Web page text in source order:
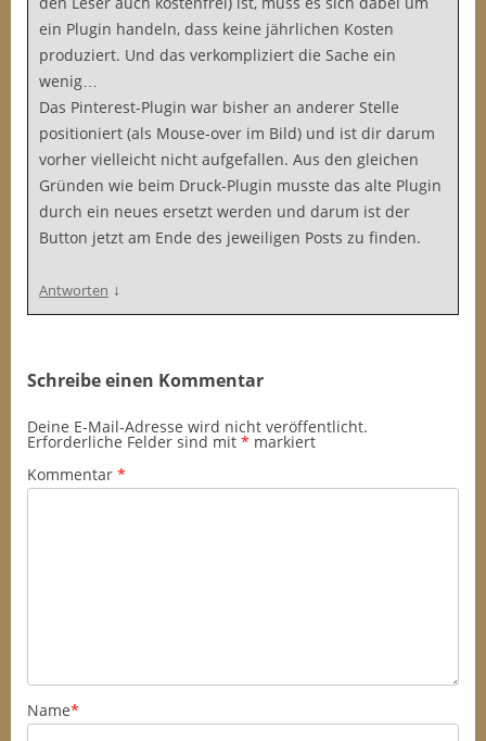
ein Plugin handeln, dass keine jährlichen Kosten
produziert. Und das verkompliziert die Sache ein
wenig…
Das Pinterest-Plugin war bisher an anderer Stelle
positioniert (als Mouse-over im Bild) und ist dir darum
vorher vielleicht nicht aufgefallen. Aus den gleichen
Gründen wie beim Druck-Plugin musste das alte Plugin
durch ein neues ersetzt werden und darum ist der
Button jetzt am Ende des jeweiligen Posts zu finden.
Antworten ↓
Schreibe einen Kommentar
Deine E-Mail-Adresse wird nicht veröffentlicht.
Erforderliche Felder sind mit * markiert
Kommentar *
Name*